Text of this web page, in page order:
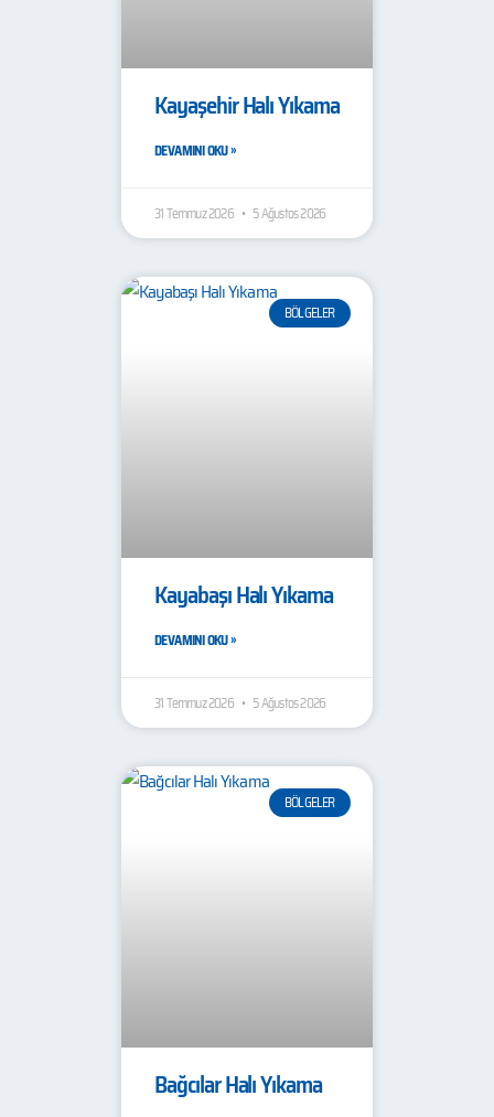
Kayaşehir Halı Yıkama
DEVAMINI OKU »
31 Temmuz 2026 5 Ağustos 2026
BÖLGELER
Kayabaşı Halı Yıkama
DEVAMINI OKU »
31 Temmuz 2026 5 Ağustos 2026
BÖLGELER
Bağcılar Halı Yıkama